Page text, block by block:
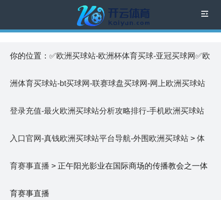
你的位置： ✅欧洲买球站-欧洲杯体育买球-亚冠买球网✅欧
洲体育买球站-bt买球网-联赛球盘买球网-网上欧洲买球站
登录充值-最火欧洲买球站分析攻略排行-手机欧洲买球站
入口官网-真钱欧洲买球站平台导航-外围欧洲买球站 > 体
育赛事直播 > 正午阳光影业在国际商场的传播教会之一体
育赛事直播